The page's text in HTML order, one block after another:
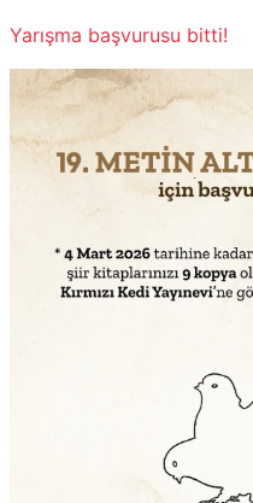
Yarışma başvurusu bitti!